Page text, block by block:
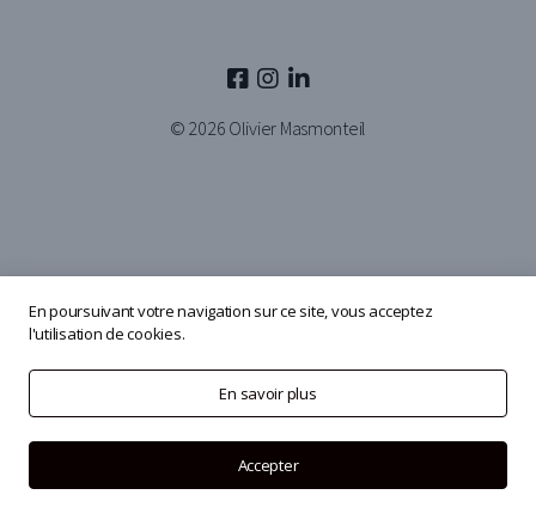
© 2026 Olivier Masmonteil
En poursuivant votre navigation sur ce site, vous acceptez
l'utilisation de cookies.
En savoir plus
Accepter